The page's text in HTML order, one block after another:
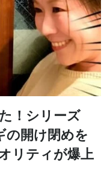
！シリーズ
開け閉めを
リティが爆上